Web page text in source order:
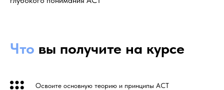
Что вы получите на курсе
Освоите основную теорию и принципы ACT